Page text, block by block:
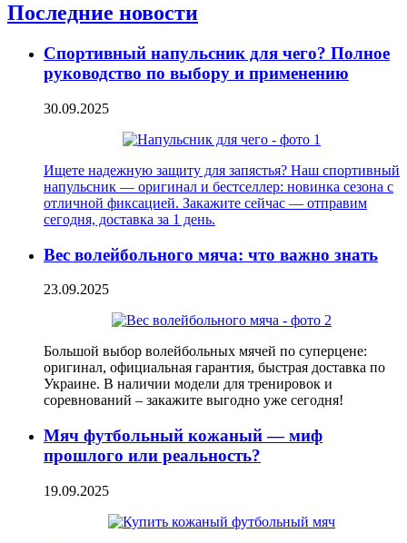
Последние новости
Спортивный напульсник для чего? Полное
руководство по выбору и применению
30.09.2025
Ищете надежную защиту для запястья? Наш спортивный
напульсник — оригинал и бестселлер: новинка сезона с
отличной фиксацией. Закажите сейчас — отправим
сегодня, доставка за 1 день.
Вес волейбольного мяча: что важно знать
23.09.2025
Большой выбор волейбольных мячей по суперцене:
оригинал, официальная гарантия, быстрая доставка по
Украине. В наличии модели для тренировок и
соревнований – закажите выгодно уже сегодня!
Мяч футбольный кожаный — миф
прошлого или реальность?
19.09.2025